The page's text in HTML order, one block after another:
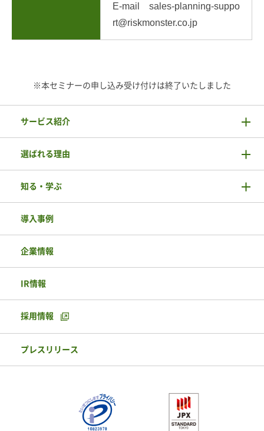
E-mail sales-planning-suppo
rt@riskmonster.co.jp
※本セミナーの申し込み受け付けは終了いたしました
サービス紹介
選ばれる理由
知る・学ぶ
導入事例
企業情報
IR情報
採用情報
プレスリリース